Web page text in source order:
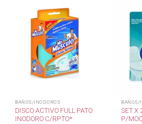
BAÑOS/INODOROS
DISCO ACTIVO FULL PATO
INODORO C/RPTO*
BAÑOS/
SET X
P/